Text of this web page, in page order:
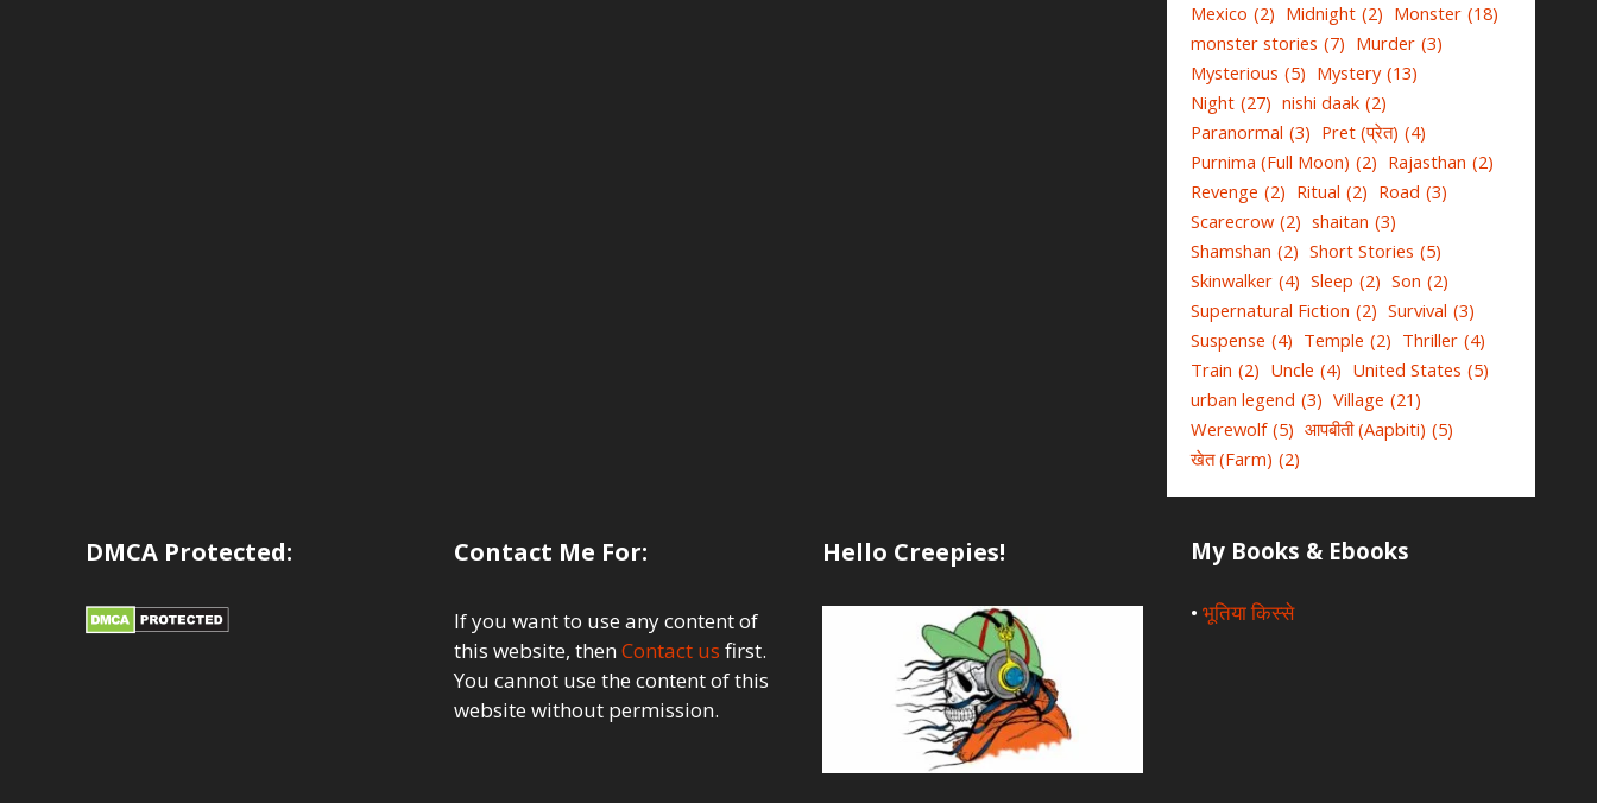
Mexico (2) Midnight (2) Monster (18)
monster stories (7) Murder (3)
Mysterious (5) Mystery (13)
Night (27) nishi daak (2)
Paranormal (3) Pret (प्रेत) (4)
Purnima (Full Moon) (2) Rajasthan (2)
Revenge (2) Ritual (2) Road (3)
Scarecrow (2) shaitan (3)
Shamshan (2) Short Stories (5)
Skinwalker (4) Sleep (2) Son (2)
Supernatural Fiction (2) Survival (3)
Suspense (4) Temple (2) Thriller (4)
Train (2) Uncle (4) United States (5)
urban legend (3) Village (21)
Werewolf (5) आपबीती (Aapbiti) (5)
खेत (Farm) (2)
DMCA Protected: Contact Me For:
If you want to use any content of
this website, thenContact us first.
You cannot use the content of this
website without permission.
Hello Creepies! My Books & Ebooks
• भूतिया किस्से